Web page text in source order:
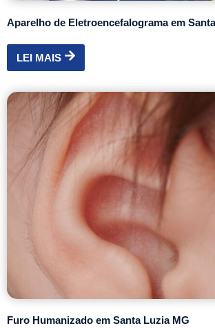
Aparelho de Eletroencefalograma em
LEI MAIS
Furo Humanizado em Santa Luzia MG